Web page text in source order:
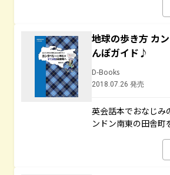
地球の歩き方 カ
んぽガイド♪
D-Books
2018.07.26 発売
英会話本でおなじみ
ンドン南東の田舎町